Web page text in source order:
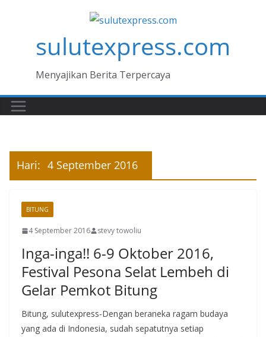
sulutexpress.com
Menyajikan Berita Terpercaya
Hari: 4 September 2016
BITUNG
4 September 2016 stevy towoliu
Inga-inga!! 6-9 Oktober 2016,
Festival Pesona Selat Lembeh di
Gelar Pemkot Bitung
Bitung, sulutexpress-Dengan beraneka ragam budaya
yang ada di Indonesia, sudah sepatutnya setiap